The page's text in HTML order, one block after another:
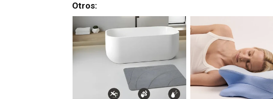
Otros: